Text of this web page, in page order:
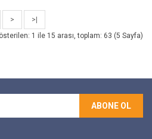
>
>|
1 ile 15 arası, toplam: 63 (5 Sayfa)
ABONE OL